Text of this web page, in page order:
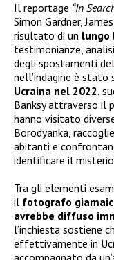
Il reportage “In
Simon Gardner,
risultato di un lungo
testimonianze,
degli spostamenti
nell’indagine è
Ucraina nel 2022,
Banksy attraverso il
hanno visitato
Borodyanka,
abitanti e
identificare il
Tra gli elementi
il fotografo
avrebbe diffuso
l’inchiesta sostiene
effettivamente in